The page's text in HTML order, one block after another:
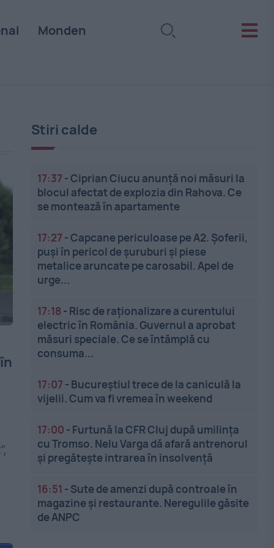
Monden
Stiri calde
17:37 -Ciprian Ciucu anunță noi măsuri la
blocul afectat de explozia din Rahova. Ce
se montează în apartamente
17:27 -Capcane periculoase pe A2. Șoferii,
puși în pericol de șuruburi și piese
metalice aruncate pe carosabil. Apel de
urge...
17:18 - Risc de raționalizare a curentului
electric în România. Guvernul a aprobat
măsuri speciale. Ce se întâmplă cu
consuma...
17:07 - Bucureștiul trece de la caniculă la
vijelii. Cum va fi vremea în weekend
17:00 - Furtună la CFR Cluj după umilința
cu Tromso. Nelu Varga dă afară antrenorul
și pregătește intrarea în insolvență
16:51 - Sute de amenzi după controale în
magazine și restaurante. Neregulile găsite
de ANPC